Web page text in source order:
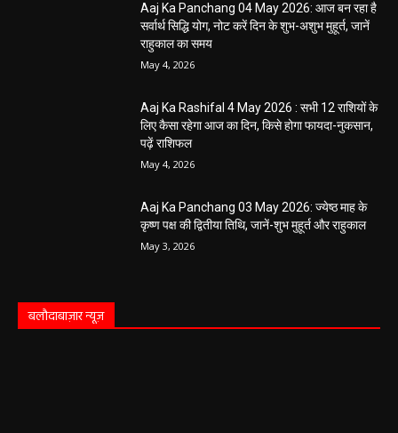
Aaj Ka Panchang 04 May 2026: आज बन रहा है
सर्वार्थ सिद्धि योग, नोट करें दिन के शुभ-अशुभ मुहूर्त, जानें
राहुकाल का समय
May 4, 2026
Aaj Ka Rashifal 4 May 2026 : सभी 12 राशियों के
लिए कैसा रहेगा आज का दिन, किसे होगा फायदा-नुकसान,
पढ़ें राशिफल
May 4, 2026
Aaj Ka Panchang 03 May 2026: ज्येष्ठ माह के
कृष्ण पक्ष की द्वितीया तिथि, जानें-शुभ मुहूर्त और राहुकाल
May 3, 2026
बलौदाबाज़ार न्यूज़